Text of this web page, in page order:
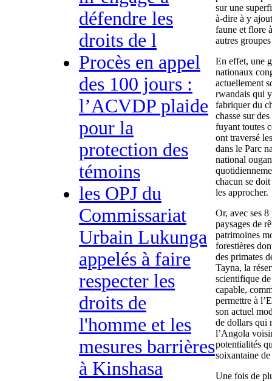
défendre les
droits de l
Procès en appel
des 100 jours :
l’ACVDP plaide
pour la
protection des
témoins
les OPJ du
Commissariat
Urbain Lukunga
appelés à faire
respecter les
droits de
l'homme et les
mesures barrières
à Kinshasa
sur une
à-dire à y
faune et flore
autres
En effet, une
nationaux
actuellement
rwandais qui
fabriquer du
chasse sur
fuyant toutes
ont traversé
dans le Parc
national
chacun se
les approcher.
Or, avec ses
paysages de
patrimoines
forestières
des primates
Tayna, la
scientifique
capable,
permettre à
son actuel
de dollars qui
l’Angola
potentialités
soixantaine
Une fois de